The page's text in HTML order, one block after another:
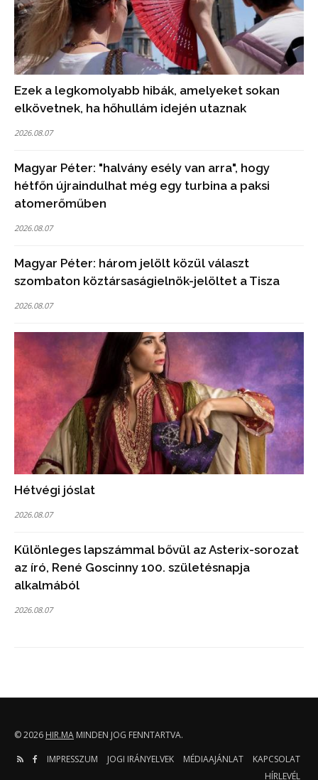
Ezek a legkomolyabb hibák, amelyeket sokan
elkövetnek, ha hőhullám idején utaznak
2026.08.07
Magyar Péter: "halvány esély van arra", hogy
hétfőn újraindulhat még egy turbina a paksi
atomerőműben
2026.08.07
Magyar Péter: három jelölt közül választ
szombaton köztársaságielnök-jelöltet a Tisza
2026.08.07
Hétvégi jóslat
2026.08.07
Különleges lapszámmal bővül az Asterix-sorozat
az író, René Goscinny 100. születésnapja
alkalmából
2026.08.07
© 2026 HIR.MA MINDEN JOG FENNTARTVA.
IMPRESSZUM
JOGI IRÁNYELVEK MÉDIAAJÁNLAT
KAPCSOLAT
HÍRLEVÉL